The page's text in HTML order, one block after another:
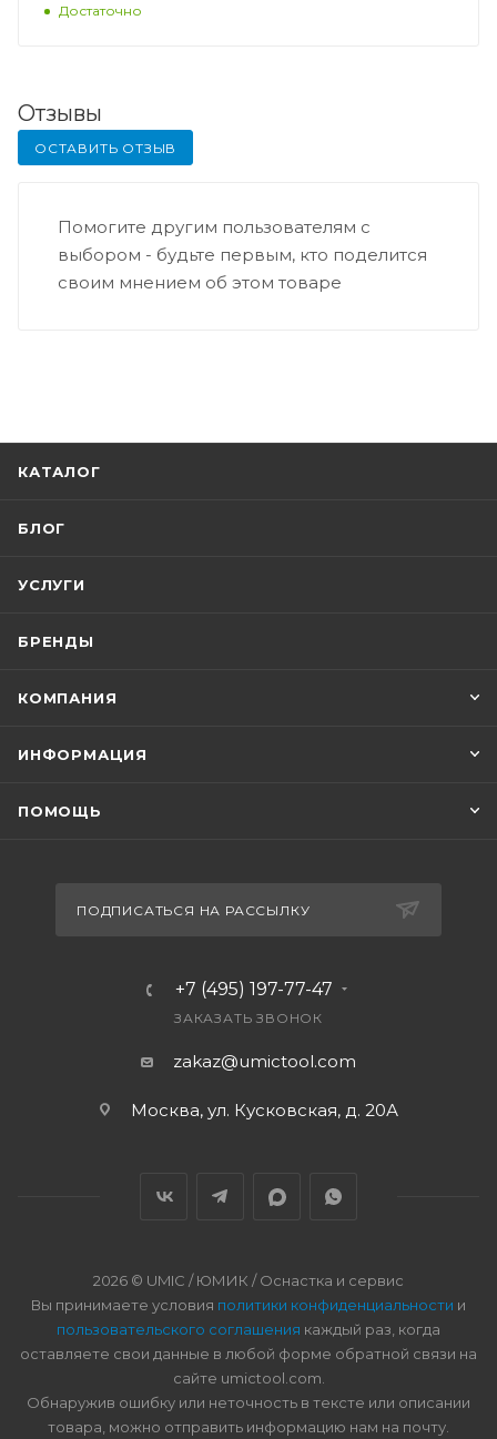
Достаточно
Отзывы
ОСТАВИТЬ ОТЗЫВ
Помогите другим пользователям с
выбором - будьте первым, кто поделится
своим мнением об этом товаре
КАТАЛОГ
БЛОГ
УСЛУГИ
БРЕНДЫ
КОМПАНИЯ
ИНФОРМАЦИЯ
ПОМОЩЬ
ПОДПИСАТЬСЯ НА РАССЫЛКУ
+7 (495) 197-77-47
ЗАКАЗАТЬ ЗВОНОК
zakaz@umictool.com
Москва, ул. Кусковская, д. 20А
2026 © UMIC / ЮМИК / Оснастка и сервис
Вы принимаете условия политики конфиденциальности и
пользовательского соглашения каждый раз, когда
оставляете свои данные в любой форме обратной связи на
сайте umictool.com.
Обнаружив ошибку или неточность в тексте или описании
товара, можно отправить информацию нам на почту.